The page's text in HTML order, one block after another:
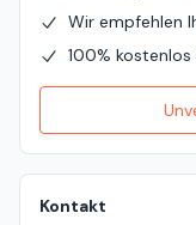
Wir empfehlen
100%
Kontakt